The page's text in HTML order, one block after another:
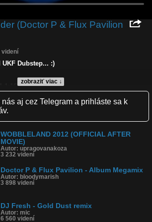
(Doctor P & Flux Pavilion
zobraziť viac ↓
videní
Dubstep... :)
ukf dubstep channel, hudba, youtube,
pavilion, remix
aj cez Telegram a prihláste sa k
WOBBLELAND 2012 (OFFICIAL AFTER
MOVIE)
Autor: upragovanakoza
3 232 videní
Doctor P & Flux Pavilion - Album Megamix
Autor: bloodymarish
3 898 videní
DJ Fresh - Gold Dust remix
Autor: mic
6 560 videní